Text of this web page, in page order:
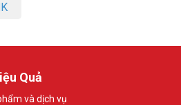
Quả
và dịch vụ